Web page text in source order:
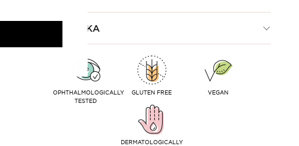
ΣΥΣΤΑΤΙΚΑ
OPHTHALMOLOGICALLY
TESTED
GLUTEN FREE VEGAN
DERMATOLOGICALLY